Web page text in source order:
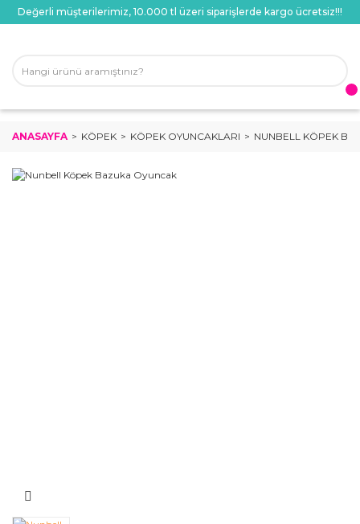
Değerli müşterilerimiz, 10.000 tl üzeri siparişlerde kargo ücretsiz!!!
ANASAYFA KÖPEK KÖPEK OYUNCAKLARI NUNBELL KÖPEK